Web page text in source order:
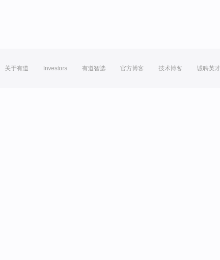
关于有道 Investors 有道智选 官方博客 技术博客 诚聘英才